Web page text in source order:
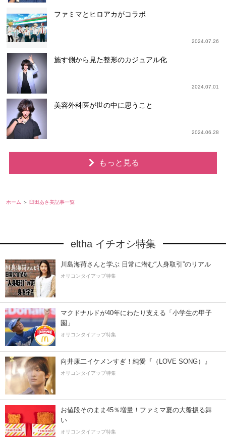
ファミマとヒロアカがコラボ
2024.07.26
施す側から見た整形のカジュアル化
2024.07.01
美容外科医が世の中に思うこと
2024.06.28
もっと見る
ホーム 臼田あさ美記事一覧
eltha イチオシ特集
川島海荷さんと学ぶ 日常に潜む“人身取引”のリアル
オリコンタイアップ特集
マクドナルドが40年にわたり支える「小学生の甲子
園」
オリコンタイアップ特集
向井康二イケメンすぎ！純愛『（LOVE SONG）』
オリコンタイアップ特集
お値段そのまま45％増量！ファミマ夏の大盤振る舞
い
オリコンタイアップ特集